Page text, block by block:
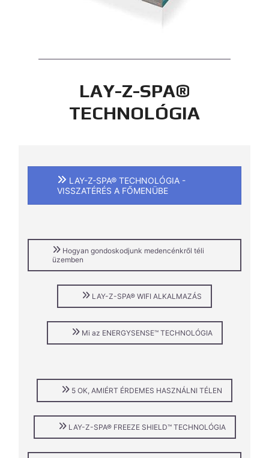
LAY-Z-SPA®
TECHNOLÓGIA
LAY-Z-SPA® TECHNOLÓGIA -
VISSZATÉRÉS A FŐMENÜBE
Hogyan gondoskodjunk medencénkről téli
üzemben
LAY-Z-SPA® WIFI ALKALMAZÁS
Mi az ENERGYSENSE™ TECHNOLÓGIA
5 OK, AMIÉRT ÉRDEMES HASZNÁLNI TÉLEN
LAY-Z-SPA® FREEZE SHIELD™ TECHNOLÓGIA